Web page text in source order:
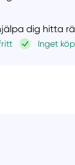
dig hitta
Inget